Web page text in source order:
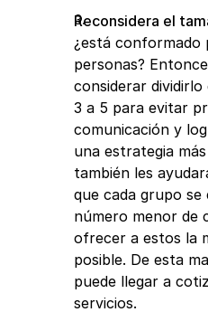
Reconsidera el
¿está conformado
personas?
considerar
3 a 5 para evitar
comunicación y
una estrategia
también les
que cada grupo
número menor de
ofrecer a estos la
posible. De esta
puede llegar a
servicios.